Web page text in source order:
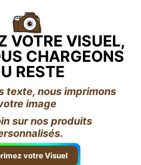
VOTRE VISUEL,
CHARGEONS
RESTE
texte, nous imprimons
image
sur nos produits
votre Visuel